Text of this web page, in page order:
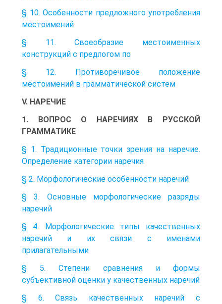
§ 10. Особенности предложного употребления
местоимений
§ 11. Своеобразие местоименных
конструкций с предлогом по
§ 12. Противоречивое положение
местоимений в грамматической систем
V. НАРЕЧИЕ
1. ВОПРОС О НАРЕЧИЯХ В РУССКОЙ
ГРАММАТИКЕ
§ 1. Традиционные точки зрения на наречие.
Определение категории наречия
§ 2. Морфологические особенности наречий
§ 3. Основные морфологические разряды
наречий
§ 4. Морфологические типы качественных
наречий и их связи с именами
прилагательными
§ 5. Степени сравнения и формы
субъективной оценки у качественных наречий
§ 6. Связь качественных наречий с